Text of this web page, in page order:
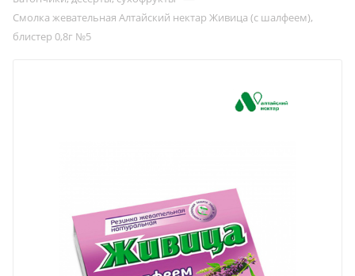
Смолка жевательная Алтайский нектар Живица (с шалфеем),
блистер 0,8г №5